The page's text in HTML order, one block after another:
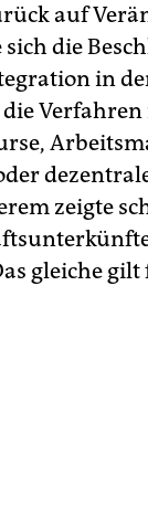
auf
die
in
zeigte
gleiche